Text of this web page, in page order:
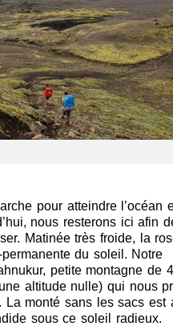
pour atteindre l’océan
nous resterons ici afin
Matinée très froide, la
du soleil. Notre
petite montagne de
altitude nulle) qui nous
monté sans les sacs est
sous ce soleil radieux.